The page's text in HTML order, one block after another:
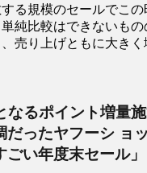
る規模のセールでこの
純比較はできないもの
売り上げともに大きく
なるポイント増量
だったヤフーシ ョ
ごい年度末セール」